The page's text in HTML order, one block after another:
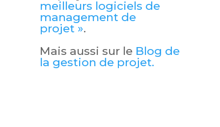
meilleurs logiciels de
management de
projet ».
Mais aussi sur le Blog de
la gestion de projet.